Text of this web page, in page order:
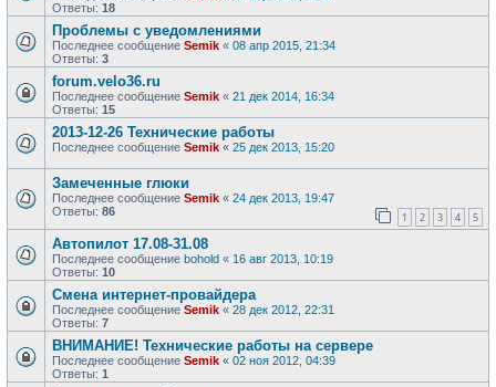
Ответы: 18
Проблемы с уведомлениями
Последнее сообщение Semik « 08 апр 2015, 21:34
Ответы: 3
forum.velo36.ru
Последнее сообщение Semik « 21 дек 2014, 16:34
Ответы: 15
2013-12-26 Технические работы
Последнее сообщение Semik « 25 дек 2013, 15:20
Замеченные глюки
Последнее сообщение Semik « 24 дек 2013, 19:47
Ответы: 86 1 2 3 4 5
Автопилот 17.08-31.08
Последнее сообщение bohold « 16 авг 2013, 10:19
Ответы: 10
Смена интернет-провайдера
Последнее сообщение Semik « 28 дек 2012, 22:31
Ответы: 7
ВНИМАНИЕ! Технические работы на сервере
Последнее сообщение Semik « 02 ноя 2012, 04:39
Ответы: 1